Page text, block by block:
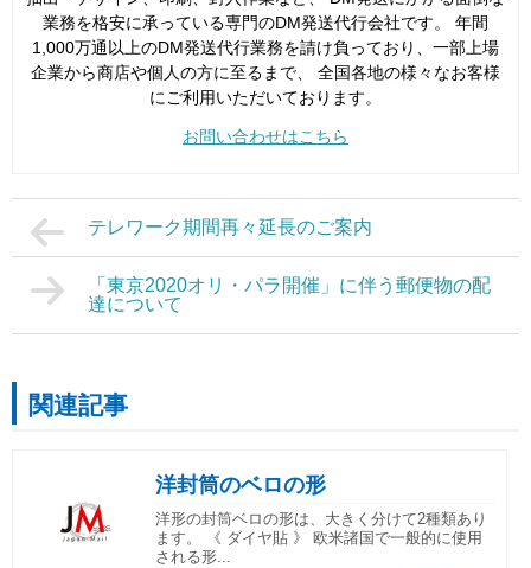
業務を格安に承っている専門のDM発送代行会社です。 年間
1,000万通以上のDM発送代行業務を請け負っており、一部上場
企業から商店や個人の方に至るまで、 全国各地の様々なお客様
にご利用いただいております。
お問い合わせはこちら
テレワーク期間再々延長のご案内
「東京2020オリ・パラ開催」に伴う郵便物の配
達について
関連記事
洋封筒のベロの形
洋形の封筒ベロの形は、大きく分けて2種類あり
ます。 《 ダイヤ貼 》 欧米諸国で一般的に使用
される形...